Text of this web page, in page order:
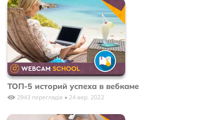
ТОП-5 историй успеха в вебкаме
2943 переглядів • 24 вер. 2022